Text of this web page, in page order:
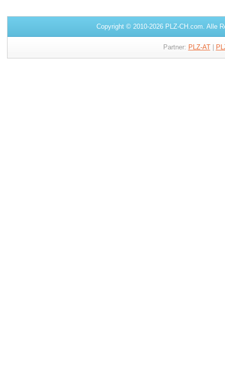
Copyright © 2010-2026 PLZ-CH.com. Alle
Partner: PLZ-AT|